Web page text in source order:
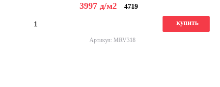
3997 д/м2 4719
купить
Артикул: MRV318